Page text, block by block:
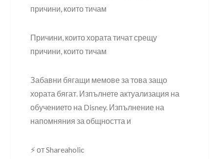
причини, които тичам
Причини, които хората тичат срещу
причини, които тичам
Забавни бягащи мемове за това защо
хората бягат. Изпълнете актуализация на
обучението на Disney. Изпълнение на
напомняния за общността и
⚡ от Shareaholic